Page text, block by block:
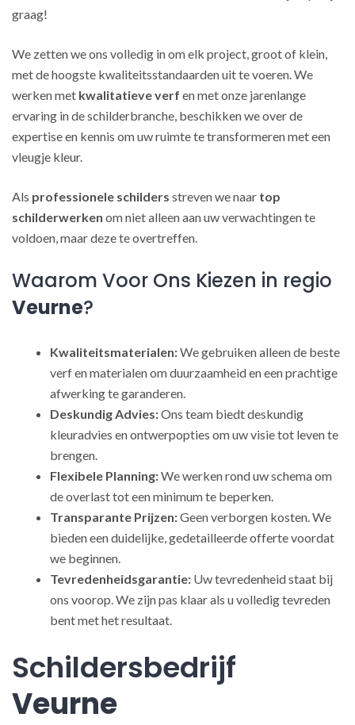
graag!
We zetten we ons volledig in om elk project, groot of klein,
met de hoogste kwaliteitsstandaarden uit te voeren. We
werken met kwalitatieve verf en met onze jarenlange
ervaring in de schilderbranche, beschikken we over de
expertise en kennis om uw ruimte te transformeren met een
vleugje kleur.
Als professionele schilders streven we naar top
schilderwerken om niet alleen aan uw verwachtingen te
voldoen, maar deze te overtreffen.
Waarom Voor Ons Kiezen in regio
Veurne?
Kwaliteitsmaterialen:We gebruiken alleen de beste
verf en materialen om duurzaamheid en een prachtige
afwerking te garanderen.
Deskundig Advies:Ons team biedt deskundig
kleuradvies en ontwerpopties om uw visie tot leven te
brengen.
Flexibele Planning:We werken rond uw schema om
de overlast tot een minimum te beperken.
Transparante Prijzen:Geen verborgen kosten. We
bieden een duidelijke, gedetailleerde offerte voordat
we beginnen.
Tevredenheidsgarantie: Uw tevredenheid staat bij
ons voorop. We zijn pas klaar als u volledig tevreden
bent met het resultaat.
Schildersbedrijf
Veurne